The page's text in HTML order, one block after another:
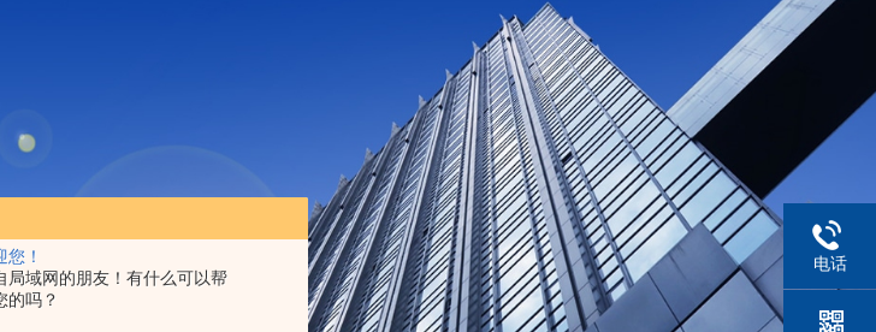
您！
局域网的朋友！有什么可以帮
的吗？
电话